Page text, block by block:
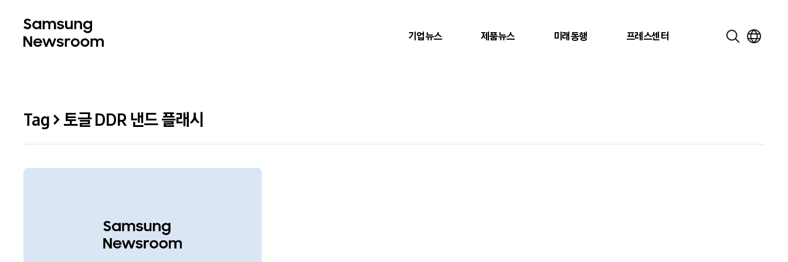
기업뉴스 제품뉴스 미래동행 프레스센터
Tag > 토글 DDR 낸드 플래시